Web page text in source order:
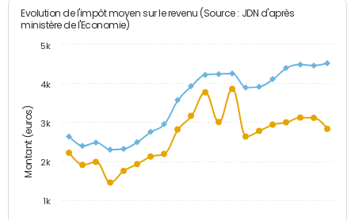
Montant (euros)
Evolution de l'impôt moyen sur le revenu (Source : JDN d'après
ministère de l'Economie)
1k
2k
3k
4k
5k